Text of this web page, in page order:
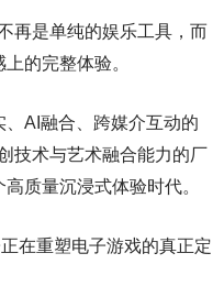
再是单纯的娱乐工具，而
的完整体验。
AI融合、跨媒介互动的
技术与艺术融合能力的厂
质量沉浸式体验时代。
正在重塑电子游戏的真正定